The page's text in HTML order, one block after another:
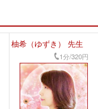
柚希（ゆずき） 先生
1分/320円